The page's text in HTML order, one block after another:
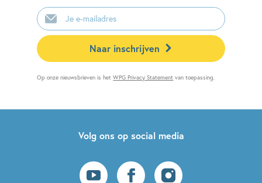
E-
mailadres
Naar inschrijven
Op onze nieuwsbrieven is hetWPG Privacy Statement van toepassing.
Volg ons op social media